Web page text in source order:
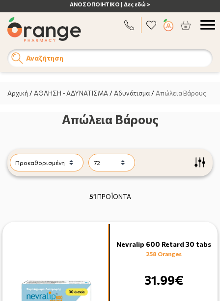
ΑΝΟΣΟΠΟΙΗΤΙΚΟ | Δες εδώ >
Αναζήτηση
Αρχική / ΑΘΛΗΣΗ - ΑΔΥΝΑΤΙΣΜΑ / Αδυνάτισμα / Απώλεια Βάρους
Απώλεια Βάρους
51ΠΡΟΪΟΝΤΑ
Nevralip 600 Retard 30 tabs
258 Oranges
31.99€